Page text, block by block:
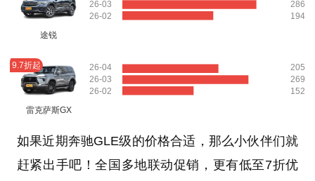
途锐
26-03
26-02
286
194
9.7折起
雷克萨斯GX
26-04
26-03
26-02
205
269
152
如果近期奔驰GLE级的价格合适，那么小伙伴们就
赶紧出手吧！全国多地联动促销，更有低至7折优